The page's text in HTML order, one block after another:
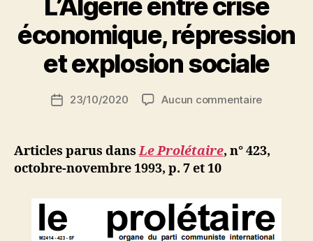
économique, répression
et explosion sociale
P
a
N
ji
b
Date23/10/2020 Aucun commentairesur
crise
sociale
Articles parus dansLe Prolétaire, n° 423,
octobre-novembre 1993, p. 7et 10